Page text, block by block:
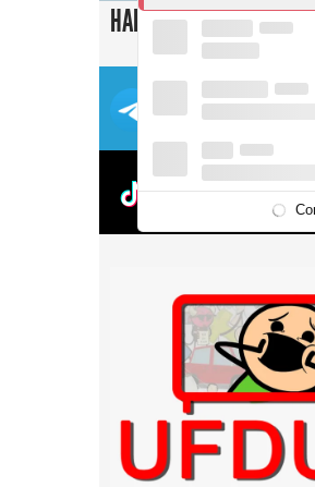
НАШІ СОЦ. МЕРЕЖІ
ТЕЛЕГРАМ
UFDUBTOK